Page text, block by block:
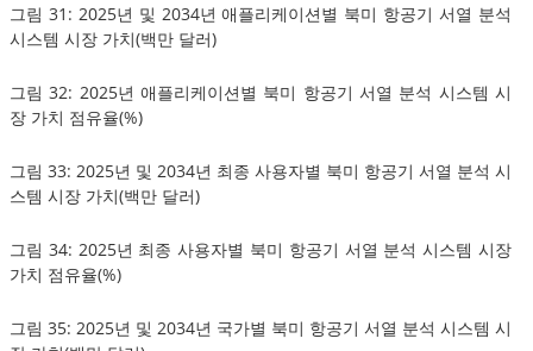
그림 31: 2025년 및 2034년 애플리케이션별 북미 항공기 서열 분석
시스템 시장 가치(백만 달러)
그림 32: 2025년 애플리케이션별 북미 항공기 서열 분석 시스템 시
장 가치 점유율(%)
그림 33: 2025년 및 2034년 최종 사용자별 북미 항공기 서열 분석 시
스템 시장 가치(백만 달러)
그림 34: 2025년 최종 사용자별 북미 항공기 서열 분석 시스템 시장
가치 점유율(%)
그림 35: 2025년 및 2034년 국가별 북미 항공기 서열 분석 시스템 시